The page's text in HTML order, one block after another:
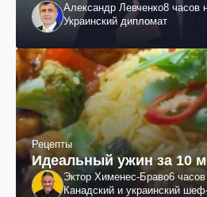
Александр Левченко8 часов
Украинский дипломат
Рецепты
Идеальный ужин за 10
Эктор Хименес-Браво6
Канадский и украинский